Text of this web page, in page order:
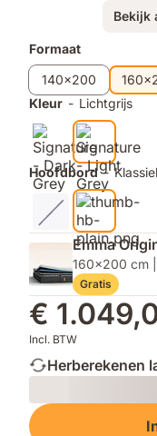
in
de
kamer.
nooit
uit
de
mode
raakt.
en
eenvoudig
te
openen.
Bekijk
Extra
producten
Formaat
140x200
Kleur - Lichtgrijs
Hoofdbord -
Emma
160x200 cm
Gratis
€
Incl. BTW
Herberekenen
Loading